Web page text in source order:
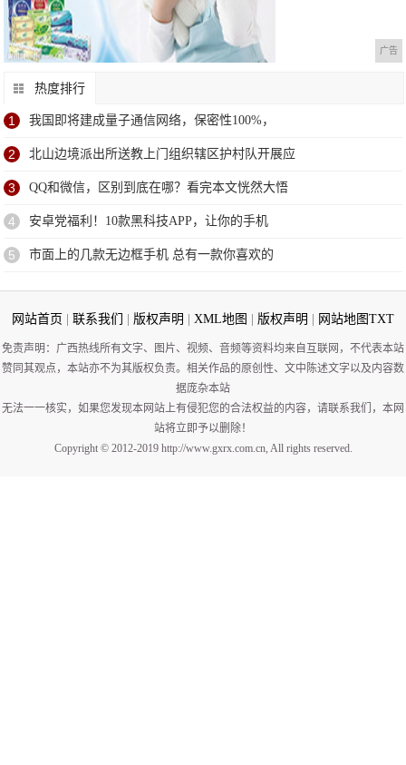
广告
热度排行
1 我国即将建成量子通信网络，保密性100%，
2 北山边境派出所送教上门组织辖区护村队开展应
3 QQ和微信，区别到底在哪？看完本文恍然大悟
4 安卓党福利！10款黑科技APP，让你的手机
5 市面上的几款无边框手机 总有一款你喜欢的
网站首页 联系我们 版权声明 XML地图 版权声明 网站地图TXT
免责声明：广西热线所有文字、图片、视频、音频等资料均来自互联网，不代表本站
赞同其观点，本站亦不为其版权负责。相关作品的原创性、文中陈述文字以及内容数
据庞杂本站
无法一一核实，如果您发现本网站上有侵犯您的合法权益的内容，请联系我们，本网
站将立即予以删除！
Copyright © 2012-2019 http://www.gxrx.com.cn, All rights reserved.